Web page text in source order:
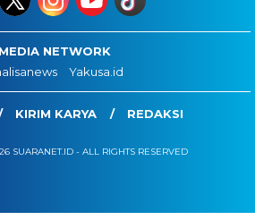
MEDIA NETWORK
Yakusa.id
KIRIM KARYA REDAKSI
SUARANET.ID - ALL RIGHTS RESERVED